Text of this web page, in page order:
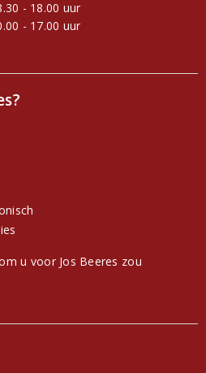
- 18.00 uur
- 17.00 uur
u voor Jos Beeres zou